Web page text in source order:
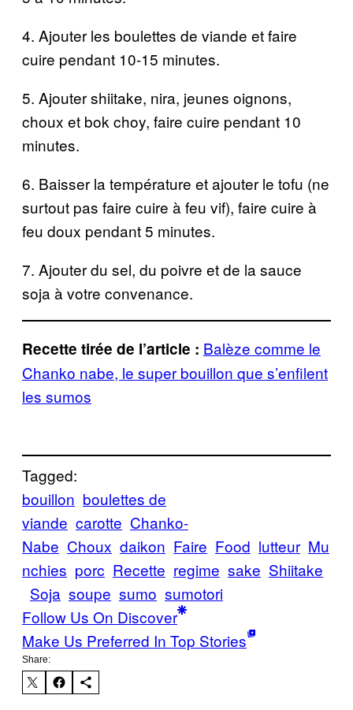
4. Ajouter les boulettes de viande et faire
cuire pendant 10-15 minutes.
5. Ajouter shiitake, nira, jeunes oignons,
choux et bok choy, faire cuire pendant 10
minutes.
6. Baisser la température et ajouter le tofu (ne
surtout pas faire cuire à feu vif), faire cuire à
feu doux pendant 5 minutes.
7. Ajouter du sel, du poivre et de la sauce
soja à votre convenance.
Recette tirée de l’article : Balèze comme le
Chanko nabe, le super bouillon que s’enfilent
les sumos
Tagged:
bouillon boulettes de
viande carotte Chanko-
Nabe Choux daikon Faire Food lutteur Mu
nchies porc Recette regime sake Shiitake
Soja soupe sumo sumotori
Follow Us On Discover
Make Us Preferred In Top Stories
Share: